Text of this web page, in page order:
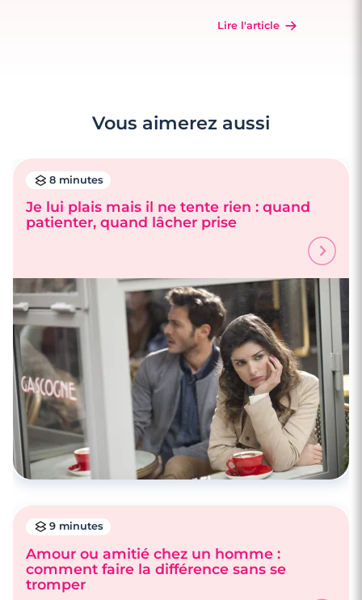
Lire l'article
Vous aimerez aussi
8 minutes
Je lui plais mais il ne tente rien : quand
patienter, quand lâcher prise
9 minutes
Amour ou amitié chez un homme :
comment faire la différence sans se
tromper